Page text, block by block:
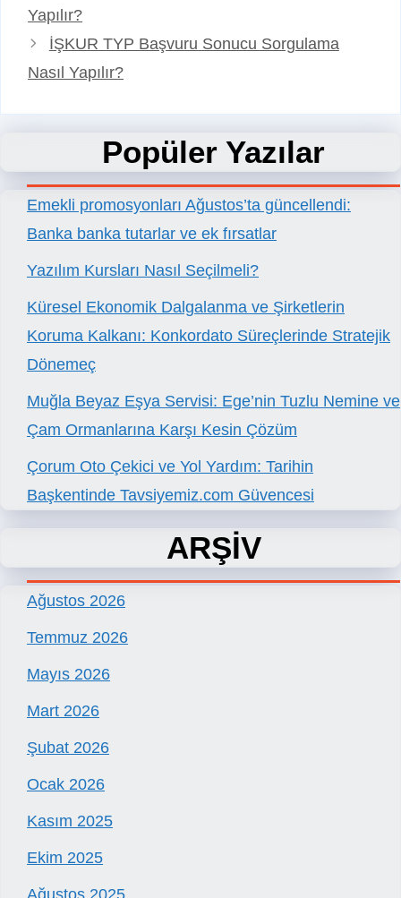
Yapılır?
İŞKUR TYP Başvuru Sonucu Sorgulama
Nasıl Yapılır?
Popüler Yazılar
Emekli promosyonları Ağustos’ta güncellendi:
Banka banka tutarlar ve ek fırsatlar
Yazılım Kursları Nasıl Seçilmeli?
Küresel Ekonomik Dalgalanma ve Şirketlerin
Koruma Kalkanı: Konkordato Süreçlerinde Stratejik
Dönemeç
Muğla Beyaz Eşya Servisi: Ege’nin Tuzlu Nemine ve
Çam Ormanlarına Karşı Kesin Çözüm
Çorum Oto Çekici ve Yol Yardım: Tarihin
Başkentinde Tavsiyemiz.com Güvencesi
ARŞİV
Ağustos 2026
Temmuz 2026
Mayıs 2026
Mart 2026
Şubat 2026
Ocak 2026
Kasım 2025
Ekim 2025
Ağustos 2025